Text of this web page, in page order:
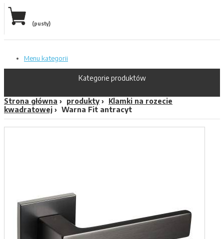
(pusty)
Menu kategorii
Kategorie produktów
Strona główna produkty
Klamki na rozecie
kwadratowej
Warna Fit antracyt